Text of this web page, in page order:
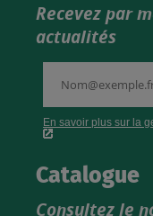
Recevez par
actualités
Catalogue
Consultez le